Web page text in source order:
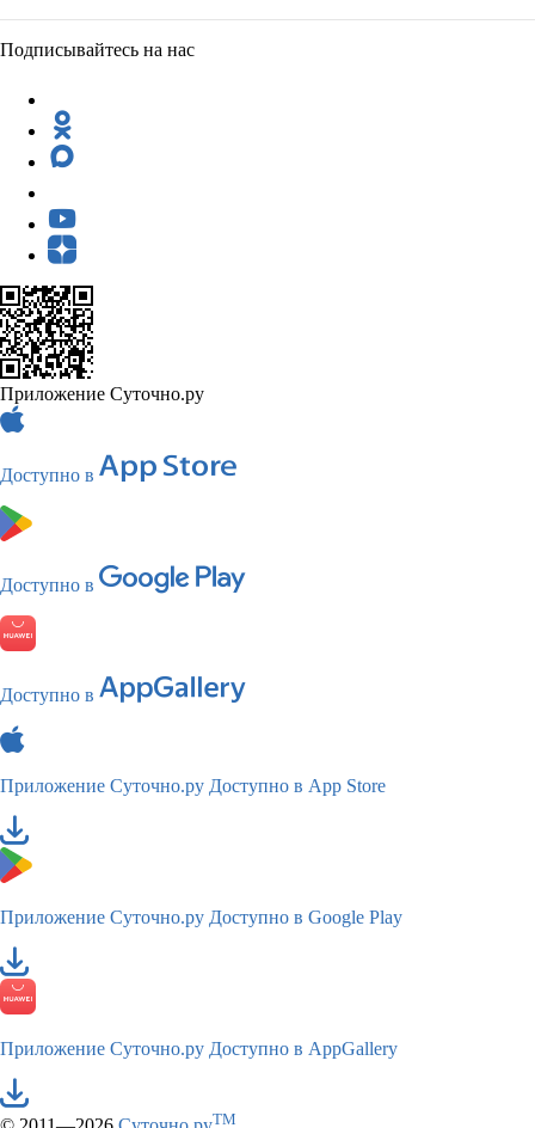
Подписывайтесь на нас
Приложение Суточно.ру
Доступно в
Доступно в
Доступно в
Приложение Суточно.ру Доступно в App Store
Приложение Суточно.ру Доступно в Google Play
Приложение Суточно.ру Доступно в AppGallery
TM